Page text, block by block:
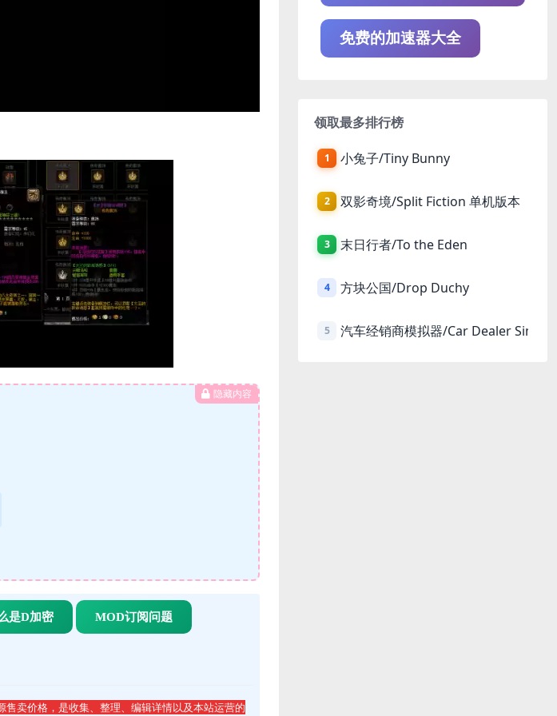
隐藏内容
是D加密 MOD订阅问题
售卖价格，是收集、整理、编辑详情以及本站运营的
免费的加速器大全
领取最多排行榜
1 小兔子/Tiny Bunny
2 双影奇境/Split Fiction 单机版本
3 末日行者/To the Eden
4 方块公国/Drop Duchy
5 汽车经销商模拟器/Car Dealer